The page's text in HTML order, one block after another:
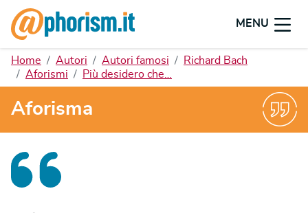
MENU
Home Autori Autori famosi
Richard Bach
Aforismi
Più desidero che…
Aforisma